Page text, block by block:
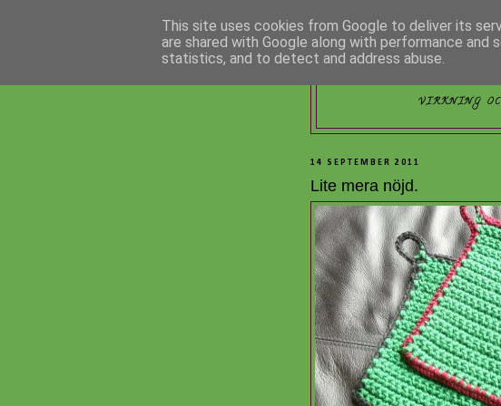
VIRKNING
14 SEPTEMBER 2011
Lite mera nöjd.
This site uses cookies from Google to deliver its
are shared with Google along with performance
statistics, and to detect and address abuse.